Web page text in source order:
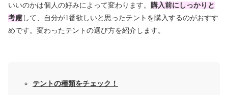
いいのかは個人の好みによって変わります。
購入前にしっかりと
考慮 して、自分が1番欲しいと思ったテントを購入するのがおすす
めです。変わったテントの選び方を紹介します。
テントの種類をチェック！